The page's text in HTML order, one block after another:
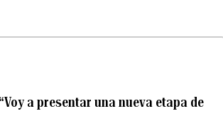
a presentar una nueva etapa de